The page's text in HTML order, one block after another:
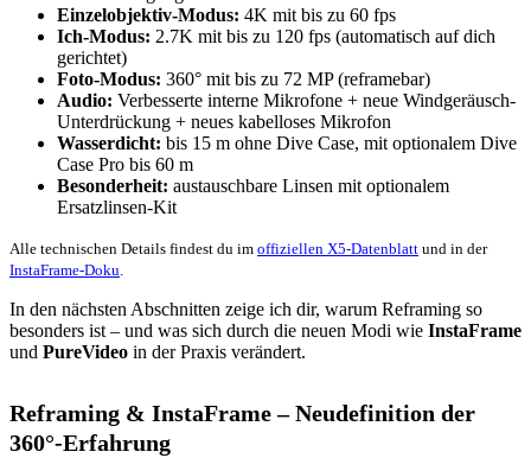
Einzelobjektiv-Modus: 4K mit bis zu 60 fps
Ich-Modus: 2.7K mit bis zu 120 fps (automatisch auf dich
gerichtet)
Foto-Modus: 360° mit bis zu 72 MP (reframebar)
Audio: Verbesserte interne Mikrofone + neue Windgeräusch-
Unterdrückung + neues kabelloses Mikrofon
Wasserdicht: bis 15 m ohne Dive Case, mit optionalem Dive
Case Pro bis 60 m
Besonderheit: austauschbare Linsen mit optionalem
Ersatzlinsen-Kit
Alle technischen Details findest du im offiziellen X5-Datenblatt und in der
InstaFrame-Doku.
In den nächsten Abschnitten zeige ich dir, warum Reframing so
besonders ist – und was sich durch die neuen Modi wie InstaFrame
und PureVideo in der Praxis verändert.
Reframing & InstaFrame – Neudefinition der
360°-Erfahrung